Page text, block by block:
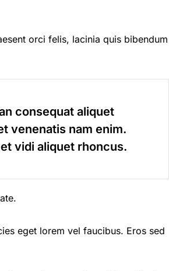
orci felis, lacinia quis bibendum
consequat aliquet
venenatis nam enim.
vidi aliquet rhoncus.
eget lorem vel faucibus. Eros sed